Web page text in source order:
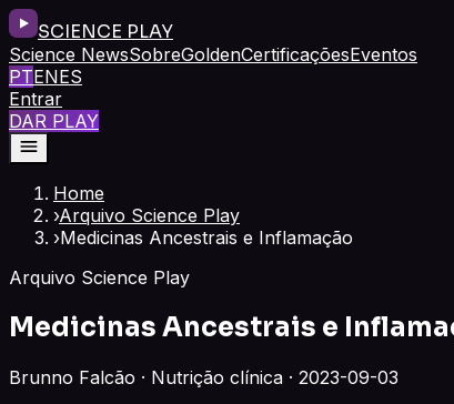
SCIENCE PLAY
Science NewsSobreGoldenCertificaçõesEventos
PTENES
Entrar
DAR PLAY
Home
›Arquivo Science Play
›Medicinas Ancestrais e Inflamação
Arquivo Science Play
Medicinas Ancestrais e
Brunno Falcão · Nutrição clínica · 2023-09-03